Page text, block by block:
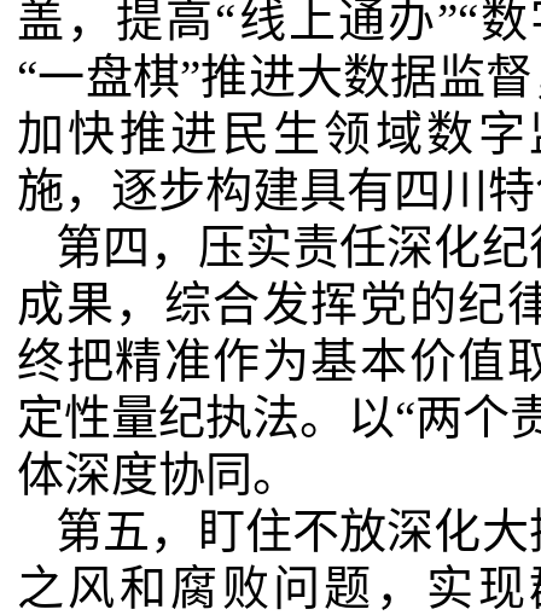
盖，提高“线上通办”“
“一盘棋”推进大数据监
加快推进民生领域数
施，逐步构建具有四川
第四，压实责任深化
成果，综合发挥党的纪
终把精准作为基本价值
定性量纪执法。以“两个
体深度协同。
第五，盯住不放深化
之风和腐败问题，实